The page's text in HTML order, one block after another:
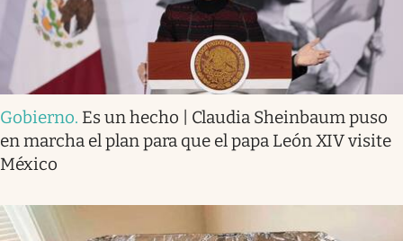
Gobierno. Es un hecho | Claudia Sheinbaum puso
en marcha el plan para que el papa León XIV visite
México